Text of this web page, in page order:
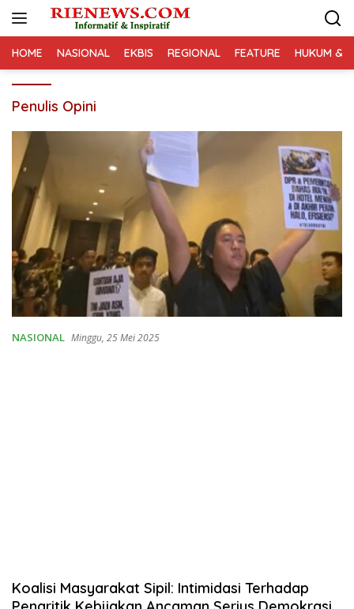
HOME NASIONAL EKBIS REGIONAL FEATURE HUKUM &
Penulis Opini
NASIONAL Minggu, 25 Mei 2025
Koalisi Masyarakat Sipil: Intimidasi Terhadap